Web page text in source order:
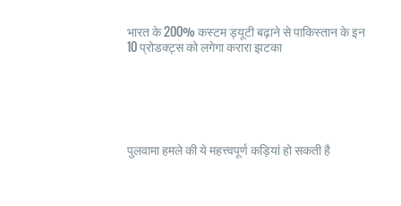
भारत के 200% कस्टम ड्यूटी बढ़ाने से पाकिस्तान के इन
10 प्रोडक्ट्स को लगेगा करारा झटका
पुलवामा हमले की ये महत्त्वपूर्ण कड़ियां हो सकती है